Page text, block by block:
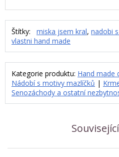
Štítky: miska jsem kral, nadobi
vlastni hand made
Kategorie produktu: Hand made
Nádobí s motivy mazlíčků |
Senozáchody a ostatní